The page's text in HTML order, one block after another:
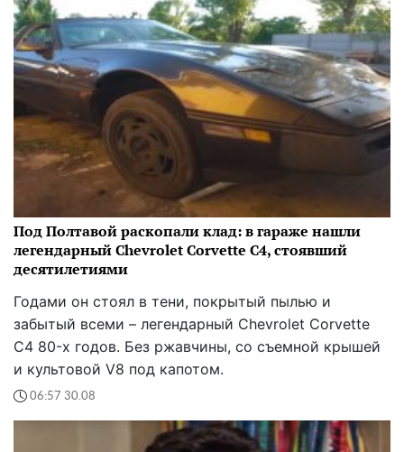
Под Полтавой раскопали клад: в гараже нашли
легендарный Chevrolet Corvette C4, стоявший
десятилетиями
Годами он стоял в тени, покрытый пылью и
забытый всеми – легендарный Chevrolet Corvette
C4 80-х годов. Без ржавчины, со съемной крышей
и культовой V8 под капотом.
06:57 30.08